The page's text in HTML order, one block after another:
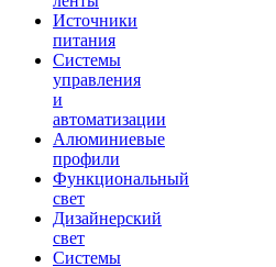
Источники
питания
Системы
управления
и
автоматизации
Алюминиевые
профили
Функциональный
свет
Дизайнерский
свет
Системы